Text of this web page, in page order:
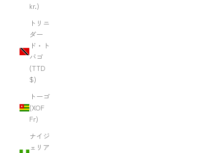
kr.)
トリニ
ダー
ド・ト
バゴ
(TTD
$)
トーゴ
(XOF
Fr)
ナイジ
ェリア